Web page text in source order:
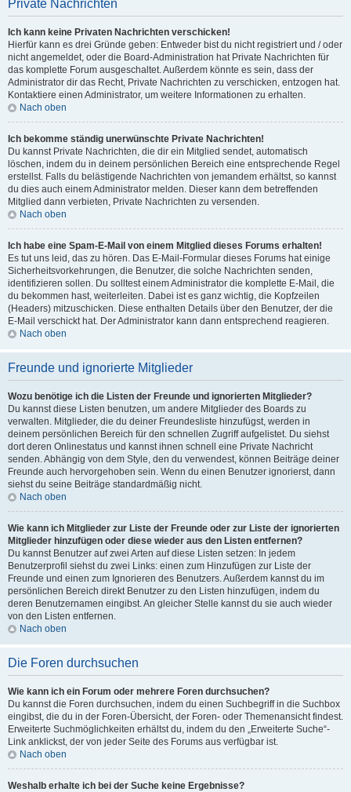
Private Nachrichten
Ich kann keine Privaten Nachrichten verschicken!
Hierfür kann es drei Gründe geben: Entweder bist du nicht registriert und / oder
nicht angemeldet, oder die Board-Administration hat Private Nachrichten für
das komplette Forum ausgeschaltet. Außerdem könnte es sein, dass der
Administrator dir das Recht, Private Nachrichten zu verschicken, entzogen hat.
Kontaktiere einen Administrator, um weitere Informationen zu erhalten.
Nach oben
Ich bekomme ständig unerwünschte Private Nachrichten!
Du kannst Private Nachrichten, die dir ein Mitglied sendet, automatisch
löschen, indem du in deinem persönlichen Bereich eine entsprechende Regel
erstellst. Falls du belästigende Nachrichten von jemandem erhältst, so kannst
du dies auch einem Administrator melden. Dieser kann dem betreffenden
Mitglied dann verbieten, Private Nachrichten zu versenden.
Nach oben
Ich habe eine Spam-E-Mail von einem Mitglied dieses Forums erhalten!
Es tut uns leid, das zu hören. Das E-Mail-Formular dieses Forums hat einige
Sicherheitsvorkehrungen, die Benutzer, die solche Nachrichten senden,
identifizieren sollen. Du solltest einem Administrator die komplette E-Mail, die
du bekommen hast, weiterleiten. Dabei ist es ganz wichtig, die Kopfzeilen
(Headers) mitzuschicken. Diese enthalten Details über den Benutzer, der die
E-Mail verschickt hat. Der Administrator kann dann entsprechend reagieren.
Nach oben
Freunde und ignorierte Mitglieder
Wozu benötige ich die Listen der Freunde und ignorierten Mitglieder?
Du kannst diese Listen benutzen, um andere Mitglieder des Boards zu
verwalten. Mitglieder, die du deiner Freundesliste hinzufügst, werden in
deinem persönlichen Bereich für den schnellen Zugriff aufgelistet. Du siehst
dort deren Onlinestatus und kannst ihnen schnell eine Private Nachricht
senden. Abhängig von dem Style, den du verwendest, können Beiträge deiner
Freunde auch hervorgehoben sein. Wenn du einen Benutzer ignorierst, dann
siehst du seine Beiträge standardmäßig nicht.
Nach oben
Wie kann ich Mitglieder zur Liste der Freunde oder zur Liste der ignorierten
Mitglieder hinzufügen oder diese wieder aus den Listen entfernen?
Du kannst Benutzer auf zwei Arten auf diese Listen setzen: In jedem
Benutzerprofil siehst du zwei Links: einen zum Hinzufügen zur Liste der
Freunde und einen zum Ignorieren des Benutzers. Außerdem kannst du im
persönlichen Bereich direkt Benutzer zu den Listen hinzufügen, indem du
deren Benutzernamen eingibst. An gleicher Stelle kannst du sie auch wieder
von den Listen entfernen.
Nach oben
Die Foren durchsuchen
Wie kann ich ein Forum oder mehrere Foren durchsuchen?
Du kannst die Foren durchsuchen, indem du einen Suchbegriff in die Suchbox
eingibst, die du in der Foren-Übersicht, der Foren- oder Themenansicht findest.
Erweiterte Suchmöglichkeiten erhältst du, indem du den „Erweiterte Suche“-
Link anklickst, der von jeder Seite des Forums aus verfügbar ist.
Nach oben
Weshalb erhalte ich bei der Suche keine Ergebnisse?